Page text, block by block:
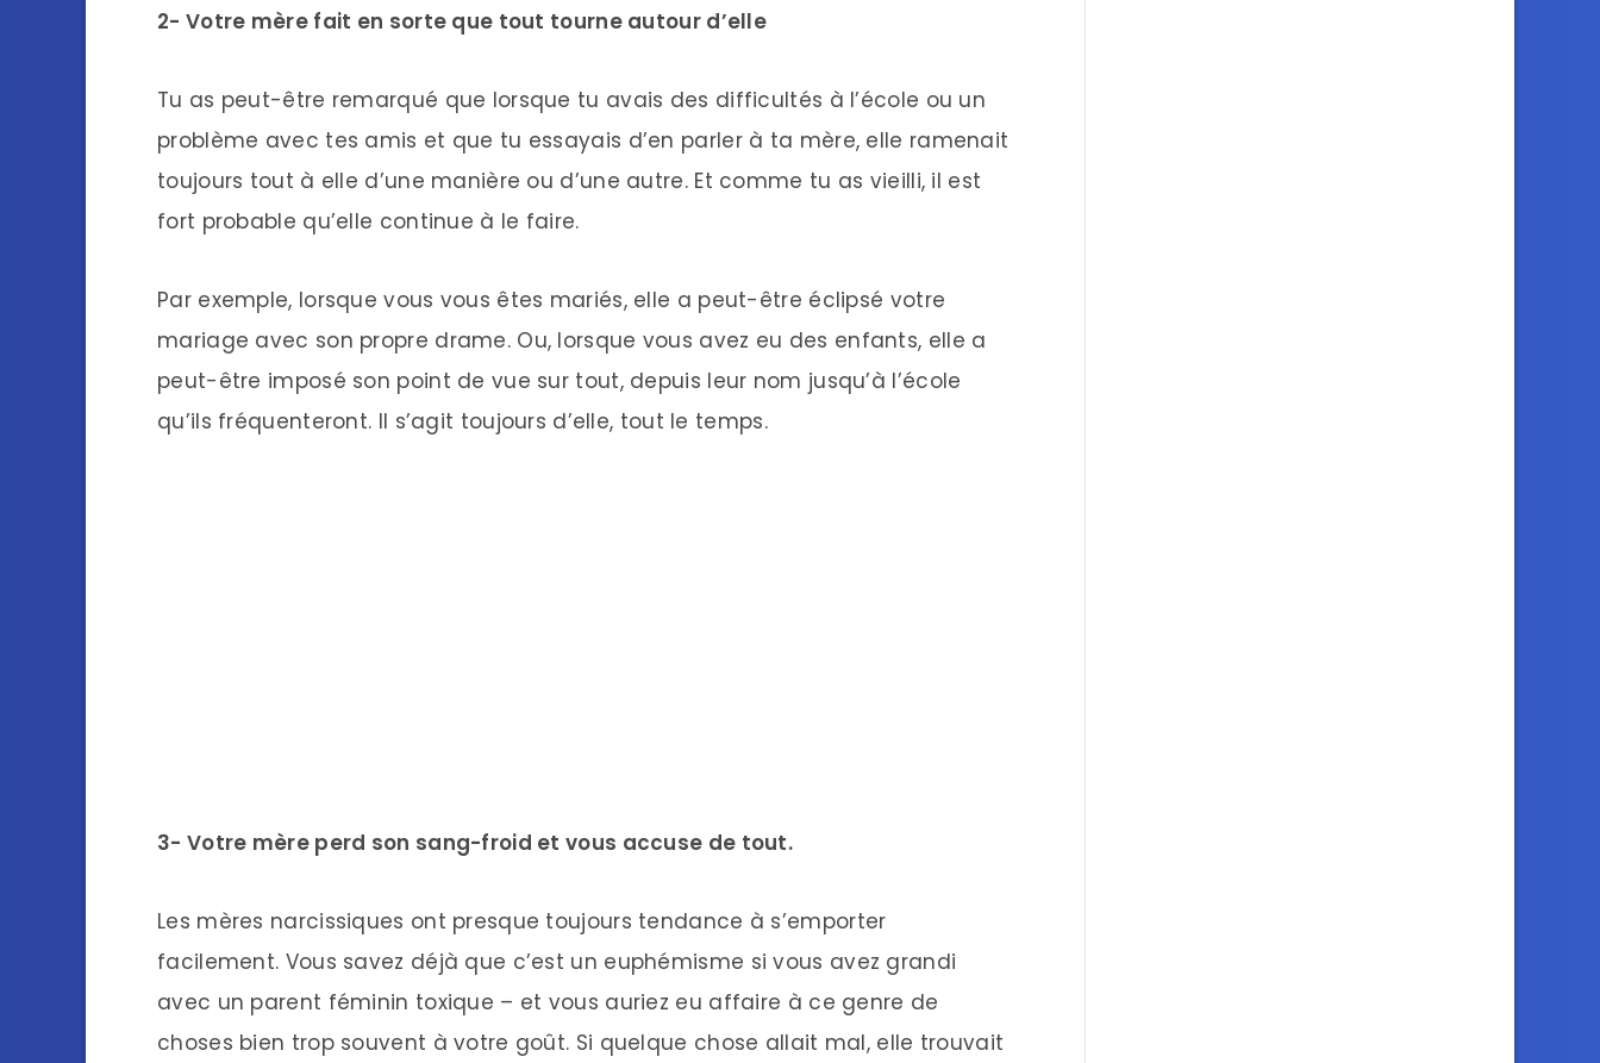
2- Votre mère fait en sorte que tout tourne autour d’elle
Tu as peut-être remarqué que lorsque tu avais des difficultés à l’école ou un
problème avec tes amis et que tu essayais d’en parler à ta mère, elle ramenait
toujours tout à elle d’une manière ou d’une autre. Et comme tu as vieilli, il est
fort probable qu’elle continue à le faire.
Par exemple, lorsque vous vous êtes mariés, elle a peut-être éclipsé votre
mariage avec son propre drame. Ou, lorsque vous avez eu des enfants, elle a
peut-être imposé son point de vue sur tout, depuis leur nom jusqu’à l’école
qu’ils fréquenteront. Il s’agit toujours d’elle, tout le temps.
3- Votre mère perd son sang-froid et vous accuse de tout.
Les mères narcissiques ont presque toujours tendance à s’emporter
facilement. Vous savez déjà que c’est un euphémisme si vous avez grandi
avec un parent féminin toxique – et vous auriez eu affaire à ce genre de
choses bien trop souvent à votre goût. Si quelque chose allait mal, elle trouvait